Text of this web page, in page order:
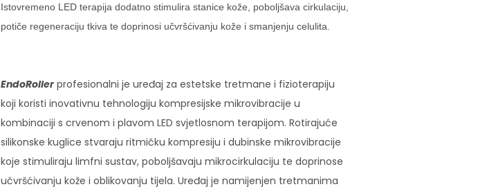
Istovremeno LED terapija dodatno stimulira stanice kože, poboljšava cirkulaciju,
potiče regeneraciju tkiva te doprinosi učvršćivanju kože i smanjenju celulita.
EndoRollerprofesionalni je uređaj za estetske tretmane i fizioterapiju
koji koristi inovativnu tehnologiju kompresijske mikrovibracije u
kombinaciji s crvenom i plavom LED svjetlosnom terapijom. Rotirajuće
silikonske kuglice stvaraju ritmičku kompresiju i dubinske mikrovibracije
koje stimuliraju limfni sustav, poboljšavaju mikrocirkulaciju te doprinose
učvršćivanju kože i oblikovanju tijela. Uređaj je namijenjen tretmanima